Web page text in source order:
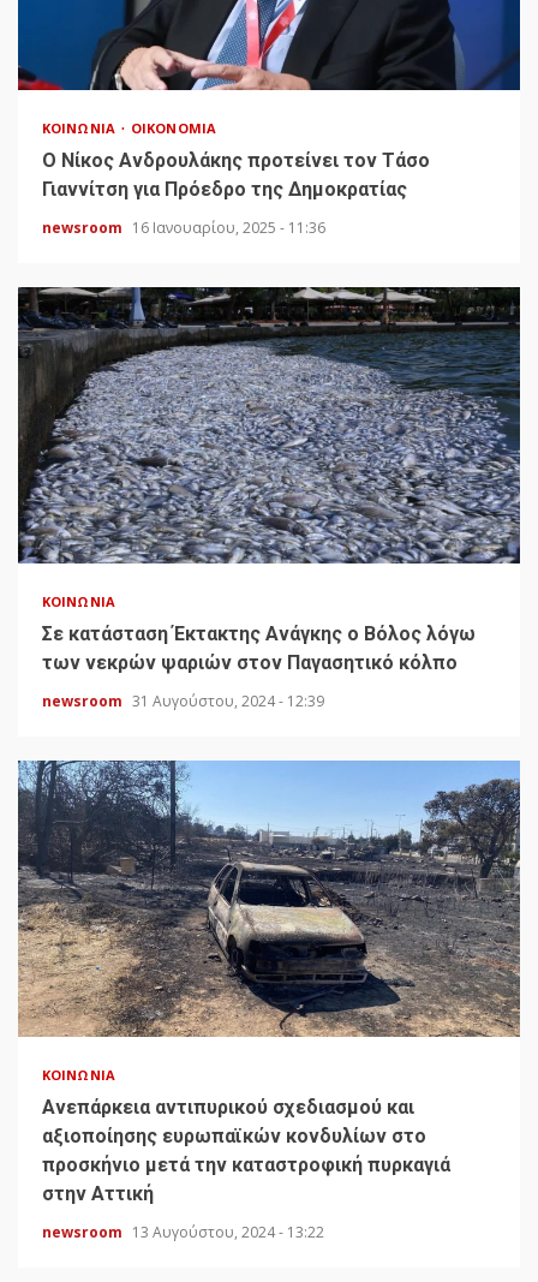
ΚΟΙΝΩΝΊΑ ΟΙΚΟΝΟΜΊΑ
Ο Νίκος Ανδρουλάκης προτείνει τον Τάσο
Γιαννίτση για Πρόεδρο της Δημοκρατίας
newsroom 16 Ιανουαρίου, 2025 - 11:36
ΚΟΙΝΩΝΊΑ
Σε κατάσταση Έκτακτης Ανάγκης ο Βόλος λόγω
των νεκρών ψαριών στον Παγασητικό κόλπο
newsroom 31 Αυγούστου, 2024 - 12:39
ΚΟΙΝΩΝΊΑ
Ανεπάρκεια αντιπυρικού σχεδιασμού και
αξιοποίησης ευρωπαϊκών κονδυλίων στο
προσκήνιο μετά την καταστροφική πυρκαγιά
στην Αττική
newsroom 13 Αυγούστου, 2024 - 13:22